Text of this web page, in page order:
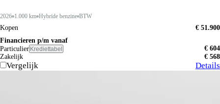
2026 1.000 km Hybride benzine BTW
Kopen
€ 51.900
Financieren p/m vanaf
Particulier Krediettabel
€ 604
Zakelijk
€ 568
Vergelijk Details